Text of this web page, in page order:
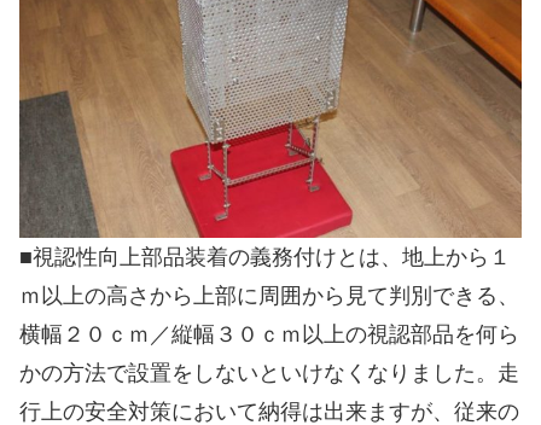
■視認性向上部品装着の義務付けとは、地上から１
ｍ以上の高さから上部に周囲から見て判別できる、
横幅２０ｃｍ／縦幅３０ｃｍ以上の視認部品を何ら
かの方法で設置をしないといけなくなりました。走
行上の安全対策において納得は出来ますが、従来の